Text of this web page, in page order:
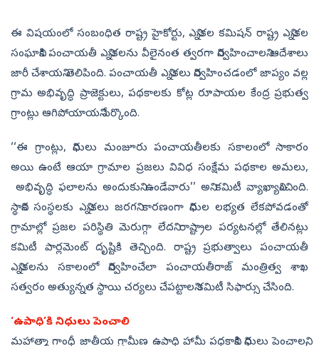
ఈ విషయంలో సంబంధిత రాష్ట్ర హైకోర్టు, ఎన్నికల కమిషన్‌ రాష్ట్ర ఎన్నికల
సంఘానికి పంచాయతీ ఎన్నికలను వీలైనంత త్వరగా నిర్వహించాలని ఆదేశాలు
జారీ చేశాయని తెలిపింది. పంచాయతీ ఎన్నికలు నిర్వహించడంలో జాప్యం వల్ల
గ్రామ అభివృద్ధి ప్రాజెక్టులు, పథకాలకు కోట్ల రూపాయల కేంద్ర ప్రభుత్వ
గ్రాంట్లు ఆగిపోయాయని పేర్కొంది.
‘‘ఈ గ్రాంట్లు, నిధులు మంజూరు పంచాయతీలకు సకాలంలో సాకారం
అయి ఉంటే ఆయా గ్రామాల ప్రజలు వివిధ సంక్షేమ పథకాల అమలు,
అభివృద్ధి ఫలాలను అందుకుని ఉండేవారు’’ అని కమిటీ వ్యాఖ్యానించింది.
స్థానిక సంస్థలకు ఎన్నికలు జరగని కారణంగా నిధుల లభ్యత లేకపోవడంతో
గ్రామాల్లో ప్రజల పరిస్థితి మెరుగ్గా లేదని రాష్ట్రాల పర్యటనల్లో తేలినట్లు
కమిటీ పార్లమెంట్‌ దృష్టికి తెచ్చింది. రాష్ట్ర ప్రభుత్వాలు పంచాయతీ
ఎన్నికలను సకాలంలో నిర్వహించేలా పంచాయతీరాజ్‌ మంత్రిత్వ శాఖ
సత్వరం అత్యున్నత స్థాయి చర్యలు చేపట్టాలని కమిటీ సిఫార్సు చేసింది.
‘ఉపాధి’కి నిధులు పెంచాలి
మహాత్మా గాంధీ జాతీయ గ్రామీణ ఉపాధి హామీ పధకానికి నిధులు పెంచాలని,